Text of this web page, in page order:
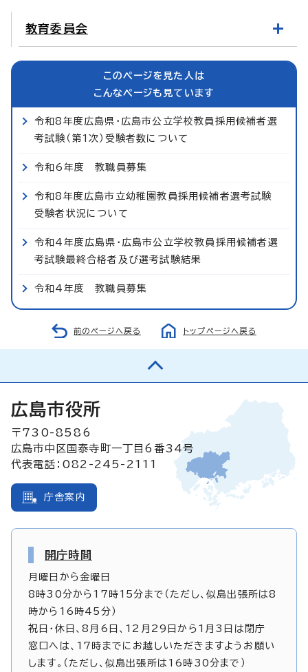
教育委員会
このページを見た人は
こんなページも見ています
令和8年度広島県・広島市公立学校教員採用候補者選
考試験（第1次）受験者数について
令和6年度 教職員募集
令和8年度広島市立幼稚園教員採用候補者選考試験
受験者状況について
令和4年度広島県・広島市公立学校教員採用候補者選
考試験最終合格者及び選考試験結果
令和4年度 教職員募集
前のページへ戻る トップページへ戻る
広島市役所
〒730-8586
広島市中区国泰寺町一丁目6番34号
代表電話：082-245-2111
庁舎案内
開庁時間
月曜日から金曜日
8時30分から17時15分まで（ただし、似島出張所は8
時から16時45分）
祝日・休日、8月6日、12月29日から1月3日は閉庁
窓口へは、17時までにお越しいただきますようお願い
します。（ただし、似島出張所は16時30分まで）